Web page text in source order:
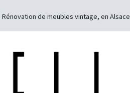
Rénovation de meubles vintage, en